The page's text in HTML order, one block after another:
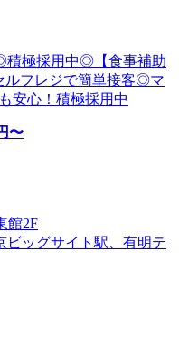
積極採用中◎【食事補助
ルフレジで簡単接客◎マ
安心！積極採用中
〜
館2F
ビッグサイト駅、有明テ